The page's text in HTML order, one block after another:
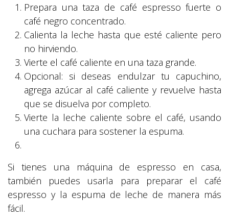
Prepara una taza de café espresso fuerte o
café negro concentrado.
Calienta la leche hasta que esté caliente pero
no hirviendo.
Vierte el café caliente en una taza grande.
Opcional: si deseas endulzar tu capuchino,
agrega azúcar al café caliente y revuelve hasta
que se disuelva por completo.
Vierte la leche caliente sobre el café, usando
una cuchara para sostener la espuma.
Si tienes una máquina de espresso en casa,
también puedes usarla para preparar el café
espresso y la espuma de leche de manera más
fácil.